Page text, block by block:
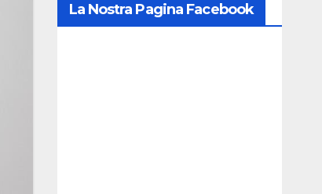
La Nostra Pagina Facebook